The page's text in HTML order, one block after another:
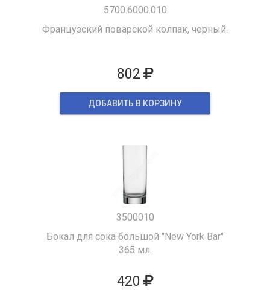
5700.6000.010
Французский поварской колпак, черный.
802
ДОБАВИТЬ В КОРЗИНУ
3500010
Бокал для сока большой "New York Bar"
365 мл.
420